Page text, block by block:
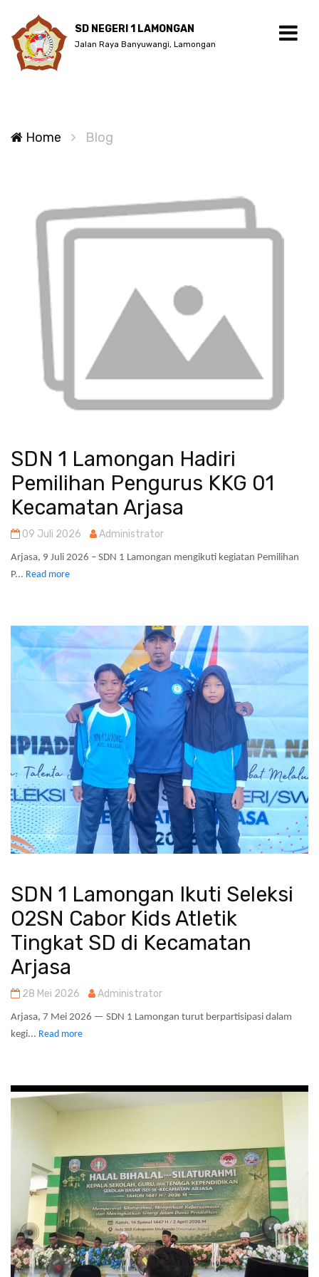
SD NEGERI 1 LAMONGAN
Jalan Raya Banyuwangi, Lamongan
Home Blog
SDN 1 Lamongan Hadiri
Pemilihan Pengurus KKG 01
Kecamatan Arjasa
09 Juli 2026 Administrator
Arjasa, 9 Juli 2026 – SDN 1 Lamongan mengikuti kegiatan Pemilihan
P... Read more
SDN 1 Lamongan Ikuti Seleksi
O2SN Cabor Kids Atletik
Tingkat SD di Kecamatan
Arjasa
28 Mei 2026 Administrator
Arjasa, 7 Mei 2026 — SDN 1 Lamongan turut berpartisipasi dalam
kegi... Read more